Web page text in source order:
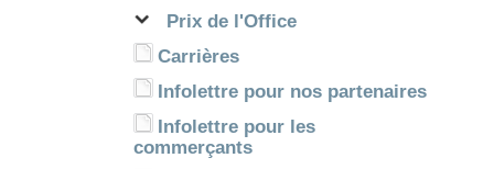
Prix de l'Office
Carrières
Infolettre pour nos partenaires
Infolettre pour les
commerçants